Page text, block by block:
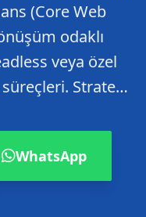
(Core Web
odaklı
veya özel
Strate…
WhatsApp